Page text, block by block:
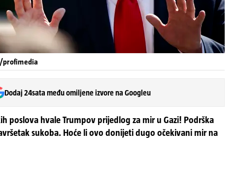
profimedia
Dodaj 24sata među omiljene izvore na Googleu
poslova hvale Trumpov prijedlog za mir u Gazi! Podrška
sukoba. Hoće li ovo donijeti dugo očekivani mir na